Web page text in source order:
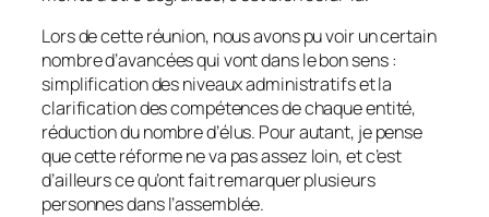
Lors de cette réunion, nous avons pu voir un certain
nombre d’avancées qui vont dans le bon sens :
simplification des niveaux administratifs et la
clarification des compétences de chaque entité,
réduction du nombre d’élus. Pour autant, je pense
que cette réforme ne va pas assez loin, et c’est
d’ailleurs ce qu’ont fait remarquer plusieurs
personnes dans l’assemblée.